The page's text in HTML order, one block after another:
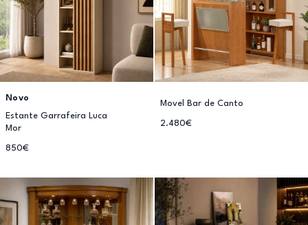
Novo
Estante Garrafeira Luca
Mor
850€
Movel Bar de Canto
2.480€